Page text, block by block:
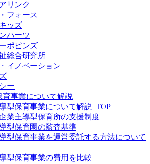
リンク
フォース
ッズ
ハーツ
ポピンズ
総合研究所
イノベーション
ー
育事業について解説
型保育事業について解説_TOP
業主導型保育所の支援制度
型保育園の監査基準
型保育事業を運営委託する方法について
型保育事業の費用を比較